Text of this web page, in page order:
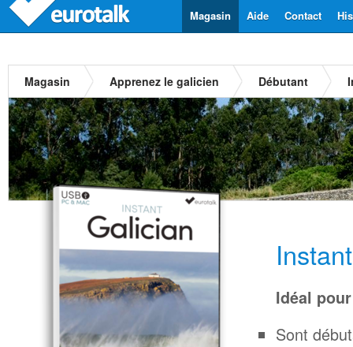
Contact
Aide
Magasin
Magasin Apprenez le galicien Débutant
Idéal
Sont